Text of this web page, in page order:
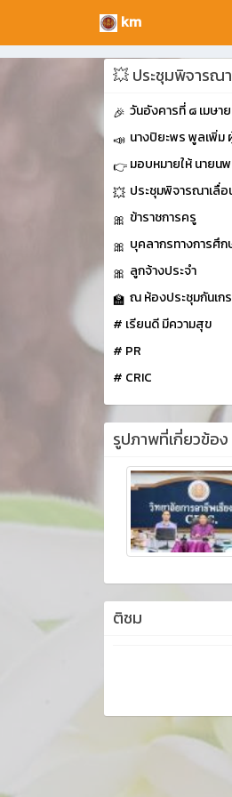
km
💥 ประชุมพิจารณ
วันอังคารที่ ๘ เมษ
นางปิยะพร พูลเพิ่ม
มอบหมายให้ นายน
ประชุมพิจารณาเลื่อ
ข้าราชการครู
บุคลากรทางการศึก
ลูกจ้างประจำ
ณ ห้องประชุมกันเก
# เรียนดี มีความสุข
# PR
# CRIC
รูปภาพที่เกี่ยวข้อง
ติชม